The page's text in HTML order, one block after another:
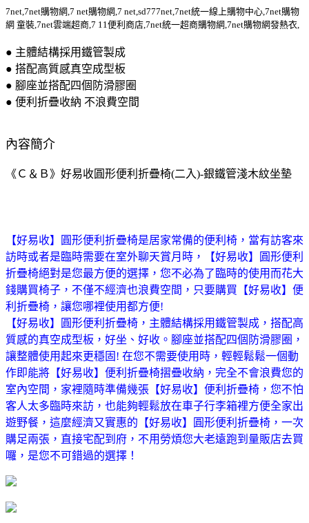
7net,7net購物網,7 net購物網,7 net,sd777net,7net統一線上購物中心,7net購物
網 童裝,7net雲端超商,7 11便利商店,7net統一超商購物網,7net購物網發熱衣,
● 主體結構採用鐵管製成
● 搭配高質感真空成型板
● 腳座並搭配四個防滑膠圈
● 便利折疊收納 不浪費空間
內容簡介
《Ｃ＆Ｂ》好易收圓形便利折疊椅(二入)-銀鐵管淺木紋坐墊
【好易收】圓形便利折疊椅是居家常備的便利椅，當有訪客來
訪時或者是臨時需要在室外聊天賞月時，【好易收】圓形便利
折疊椅絕對是您最方便的選擇，您不必為了臨時的使用而花大
錢購買椅子，不僅不經濟也浪費空間，只要購買【好易收】便
利折疊椅，讓您哪裡使用都方便!
【好易收】圓形便利折疊椅，主體結構採用鐵管製成，搭配高
質感的真空成型板，好坐、好收。腳座並搭配四個防滑膠圈，
讓整體使用起來更穩固! 在您不需要使用時，輕輕鬆鬆一個動
作即能將【好易收】便利折疊椅摺疊收納，完全不會浪費您的
室內空間，家裡隨時準備幾張【好易收】便利折疊椅，您不怕
客人太多臨時來訪，也能夠輕鬆放在車子行李箱裡方便全家出
遊野餐，這麼經濟又實惠的【好易收】圓形便利折疊椅，一次
購足兩張，直接宅配到府，不用勞煩您大老遠跑到量販店去買
囉，是您不可錯過的選擇！